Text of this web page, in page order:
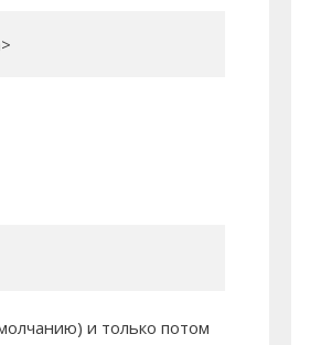
и только потом